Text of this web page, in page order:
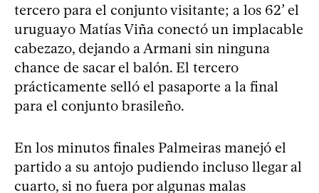
tercero para el conjunto visitante; a los 62’ el
uruguayo Matías Viña conectó un implacable
cabezazo, dejando a Armani sin ninguna
chance de sacar el balón. El tercero
prácticamente selló el pasaporte a la final
para el conjunto brasileño.
En los minutos finales Palmeiras manejó el
partido a su antojo pudiendo incluso llegar al
cuarto, si no fuera por algunas malas